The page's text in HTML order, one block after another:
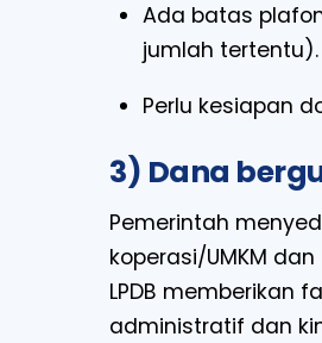
Ada batas
jumlah tertentu).
Perlu kesiapan
3) Dana
Pemerintah
koperasi/UMKM
LPDB memberikan
administratif dan